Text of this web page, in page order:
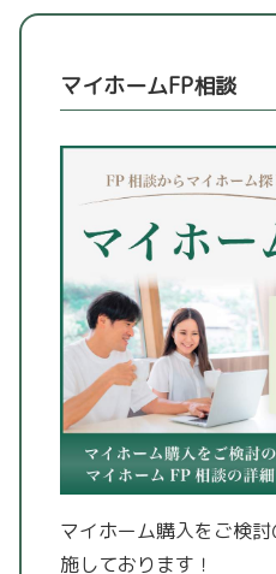
マイホームFP相談
マイホーム購入をご検
施しております！